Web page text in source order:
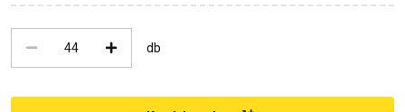
db